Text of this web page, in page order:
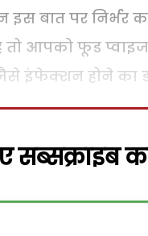
बात पर निर्भर
आपको फूड
इंफेक्शन होने का
सब्सक्राइब